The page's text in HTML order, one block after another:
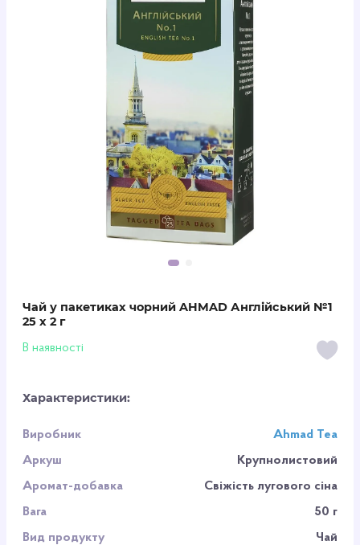
Чай у пакетиках чорний AHMAD Англійський №1
25 х 2 г
В наявності
Характеристики:
Виробник
Ahmad Tea
Аркуш
Крупнолистовий
Аромат-добавка
Свіжість лугового сіна
Вага
50 г
Вид продукту
Чай